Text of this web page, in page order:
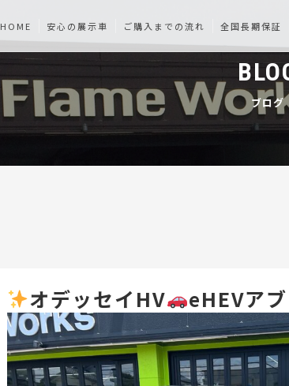
HOME 安心の展示車 ご購入までの流れ 全国長期保証
ブログ
オデッセイHV eHEVア